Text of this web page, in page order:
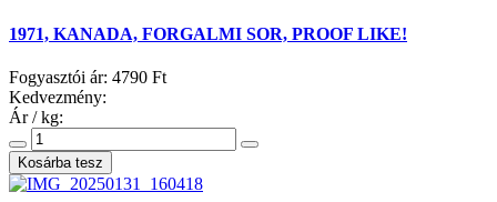
1971, KANADA, FORGALMI SOR, PROOF LIKE!
Fogyasztói ár: 4790 Ft
Kedvezmény:
Ár / kg: